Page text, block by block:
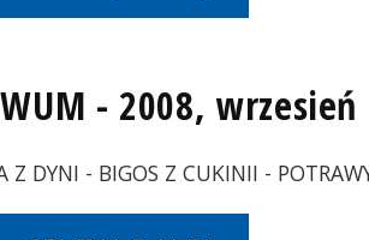
- 2008, wrzesień
Z DYNI - BIGOS Z CUKINII -